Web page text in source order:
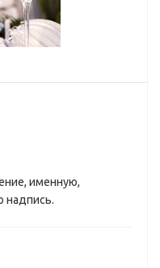
именную,
надпись.